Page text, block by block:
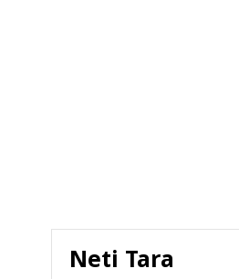
Neti Tara